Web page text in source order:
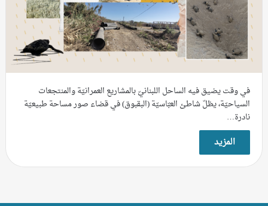
في وقت يضيق فيه الساحل اللبنانيّ بالمشاريع العمرانيّة والمنتجعات
السياحيّة، يظلّ شاطئ العبّاسيّة (البقبوق) في قضاء صور مساحة طبيعيّة
نادرة…
المزيد